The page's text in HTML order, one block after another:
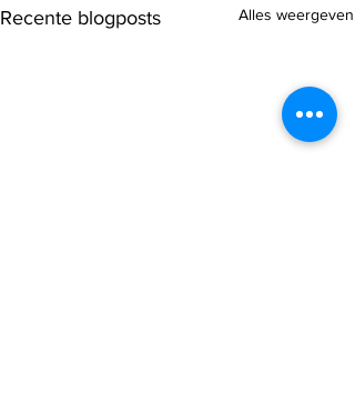
Recente blogposts Alles weergeven